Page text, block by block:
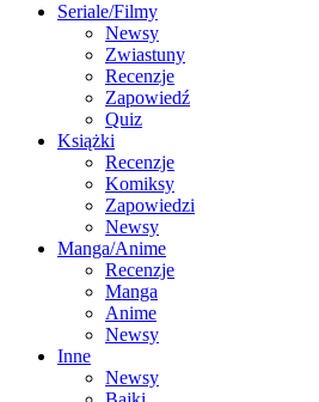
Seriale/Filmy
Newsy
Zwiastuny
Recenzje
Zapowiedź
Quiz
Książki
Recenzje
Komiksy
Zapowiedzi
Newsy
Manga/Anime
Recenzje
Manga
Anime
Newsy
Inne
Newsy